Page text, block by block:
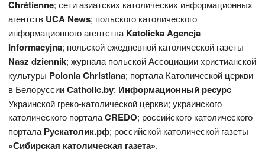
Chrétienne; сети азиатских католических информационных
агентств UCA News; польского католического
информационного агентстваKatolicka Agencja
Informacyjna; польской ежедневной католической газеты
Nasz dziennik; журнала польской Ассоциации христианской
культуры Polonia Christiana; портала Католической церкви
в БелоруссииCatholic.by; Информационный ресурс
Украинской греко-католической церкви; украинского
католического порталаCREDO; российского католического
порталаРускатолик.рф; российской католической газеты
«Сибирская католическая газета».